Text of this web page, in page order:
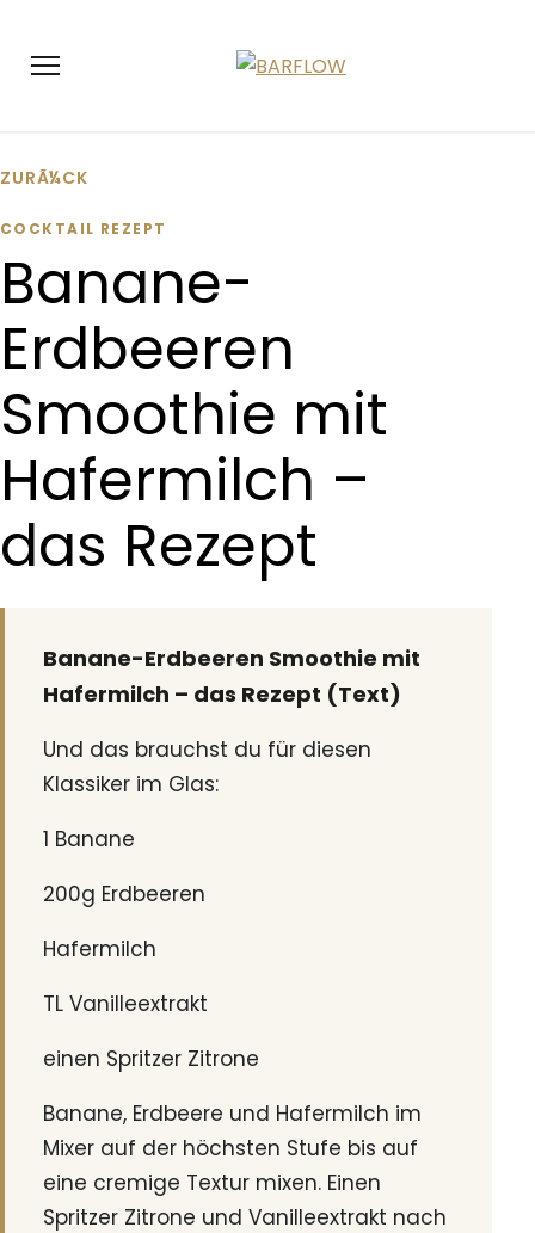
Menü öffnen
ZURÃ¼CK
COCKTAIL REZEPT
Banane-
Erdbeeren
Smoothie mit
Hafermilch –
das Rezept
Banane-Erdbeeren Smoothie mit
Hafermilch – das Rezept (Text)
Und das brauchst du für diesen
Klassiker im Glas:
1 Banane
200g Erdbeeren
Hafermilch
TL Vanilleextrakt
einen Spritzer Zitrone
Banane, Erdbeere und Hafermilch im
Mixer auf der höchsten Stufe bis auf
eine cremige Textur mixen. Einen
Spritzer Zitrone und Vanilleextrakt nach